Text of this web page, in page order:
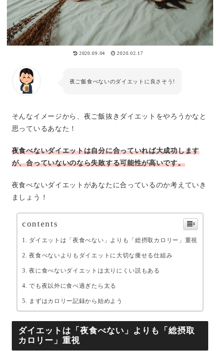
2020.09.04 2020.02.17
夜ご飯食べないのダイエットに良さそう!
そんなイメージから、夜ご飯抜きダイエットをやろうかなと
思っているあなた！
夜食べないダイエットは自分に合っていれば大成功します
が、合っていないのなら失敗する可能性が高いです。
夜食べないダイエットがあなたに合っているのか考えていき
ましょう！
contents
ダイエットは「夜食べない」よりも「総摂取カロリー」重視
夜食べないよりもダイエットに大切な痩せる仕組み
夜に食べないダイエットは太りにくい説もある
でも夜以外に食べ過ぎたら太る
まずはカロリー記録から始めよう
ダイエットは「夜食べない」よりも「総摂取
カロリー」重視